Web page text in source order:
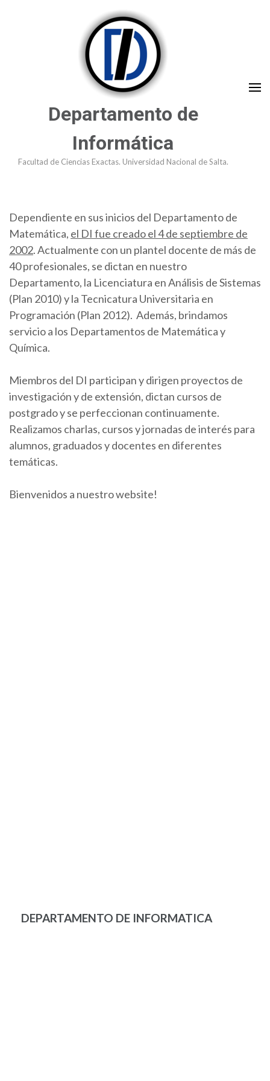
Departamento de
Informática
Facultad de Ciencias Exactas. Universidad Nacional de Salta.
Dependiente en sus inicios del Departamento de
Matemática, el DI fue creado el 4 de septiembre de
2002. Actualmente con un plantel docente de más de
40 profesionales, se dictan en nuestro
Departamento, la Licenciatura en Análisis de Sistemas
(Plan 2010) y la Tecnicatura Universitaria en
Programación (Plan 2012). Además, brindamos
servicio a los Departamentos de Matemática y
Química.
Miembros del DI participan y dirigen proyectos de
investigación y de extensión, dictan cursos de
postgrado y se perfeccionan continuamente.
Realizamos charlas, cursos y jornadas de interés para
alumnos, graduados y docentes en diferentes
temáticas.
Bienvenidos a nuestro website!
DEPARTAMENTO DE INFORMATICA